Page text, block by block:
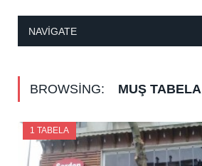
NAVIGATE
BROWSING: MUŞ TABELA
1 TABELA